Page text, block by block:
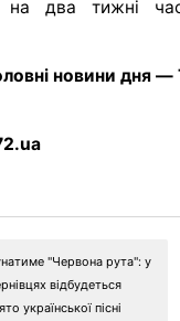
на два тижні
новини дня —
"Червона рута": у
відбудеться
української пісні